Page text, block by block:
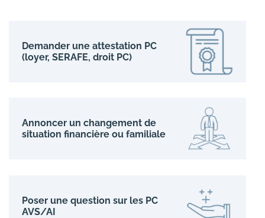
Demander une attestation PC
(loyer, SERAFE, droit PC)
Annoncer un changement de
situation financière ou familiale
Poser une question sur les PC
AVS/AI